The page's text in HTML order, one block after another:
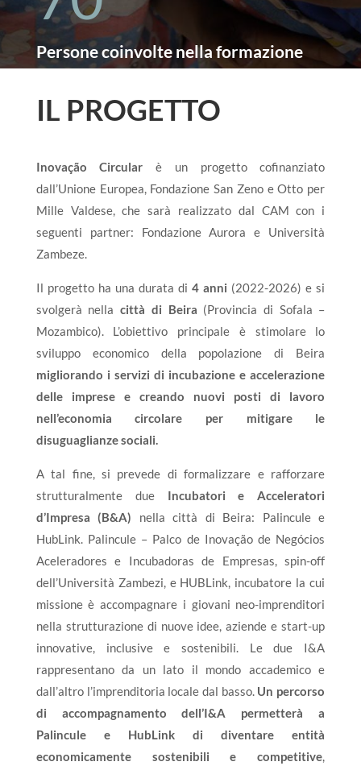
Persone coinvolte nella formazione
IL PROGETTO
Inovação Circular è un progetto cofinanziato
dall’Unione Europea, Fondazione San Zeno e Otto per
Mille Valdese, che sarà realizzato dal CAM con i
seguenti partner: Fondazione Aurora e Università
Zambeze.
Il progetto ha una durata di4 anni (2022-2026) e si
svolgerà nellacittà di Beira (Provincia di Sofala –
Mozambico). L’obiettivo principale è stimolare lo
sviluppo economico della popolazione di Beira
migliorando i servizi di incubazione e accelerazione
delle imprese e creando nuovi posti di lavoro
nell’economia circolare per mitigare le
disuguaglianze sociali.
A tal fine, si prevede di formalizzare e rafforzare
strutturalmente due Incubatori e Acceleratori
d’Impresa (B&A) nella città di Beira: Palincule e
HubLink. Palincule – Palco de Inovação de Negócios
Aceleradores e Incubadoras de Empresas, spin-off
dell’Università Zambezi, e HUBLink, incubatore la cui
missione è accompagnare i giovani neo-imprenditori
nella strutturazione di nuove idee, aziende e start-up
innovative, inclusive e sostenibili. Le due I&A
rappresentano da un lato il mondo accademico e
dall’altro l’imprenditoria locale dal basso. Un percorso
di accompagnamento dell’I&A permetterà a
Palincule e HubLink di diventare entità
economicamente sostenibili e competitive,